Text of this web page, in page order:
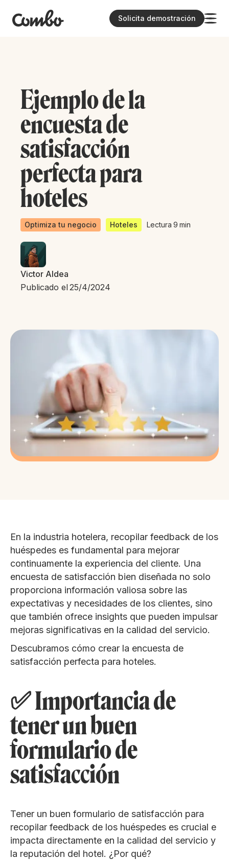
Solicita demostración
Ejemplo de la
encuesta de
satisfacción
perfecta para
hoteles
Optimiza tu negocio Hoteles Lectura 9 min
Victor Aldea
Publicado el25/4/2024
En la industria hotelera, recopilar feedback de los
huéspedes es fundamental para mejorar
continuamente la experiencia del cliente. Una
encuesta de satisfacción bien diseñada no solo
proporciona información valiosa sobre las
expectativas y necesidades de los clientes, sino
que también ofrece insights que pueden impulsar
mejoras significativas en la calidad del servicio.
Descubramos cómo crear la encuesta de
satisfacción perfecta para hoteles.
✅ Importancia de
tener un buen
formulario de
satisfacción
Tener un buen formulario de satisfacción para
recopilar feedback de los huéspedes es crucial e
impacta directamente en la calidad del servicio y
la reputación del hotel. ¿Por qué?